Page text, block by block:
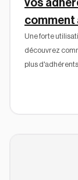
vos
comment
Une forte
découvrez
plus d'adhérents.